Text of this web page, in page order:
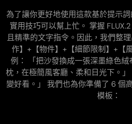
為了讓你更好地使用這款基於提示
實用技巧可以幫上忙。 掌握
且精準的文字指令。因此，我們整
作】+【物件】+【細節限制】+【
例： 「把沙發換成一張深墨綠色
枕，在極簡風客廳、柔和日光下。
變好看。」 我們也為你準備了 6 個
模板：